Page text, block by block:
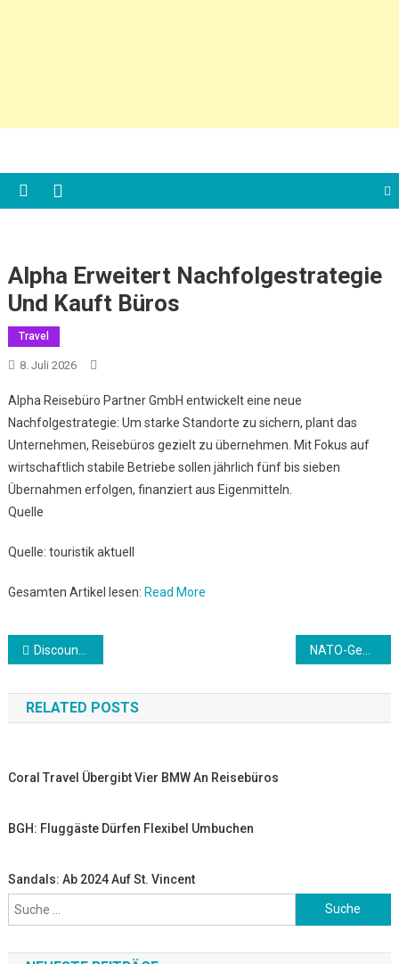
Alpha Erweitert Nachfolgestrategie
Und Kauft Büros
Travel
8. Juli 2026
Alpha Reisebüro Partner GmbH entwickelt eine neue
Nachfolgestrategie: Um starke Standorte zu sichern, plant das
Unternehmen, Reisebüros gezielt zu übernehmen. Mit Fokus auf
wirtschaftlich stabile Betriebe sollen jährlich fünf bis sieben
Übernahmen erfolgen, finanziert aus Eigenmitteln.
Quelle
Quelle: touristik aktuell
Gesamten Artikel lesen: Read More
Beitrags-
Navigation
Discounter Netto begrenzt Eierkauf auf zwei Packungen
RELATED POSTS
Coral Travel Übergibt Vier BMW An Reisebüros
BGH: Fluggäste Dürfen Flexibel Umbuchen
Sandals: Ab 2024 Auf St. Vincent
Suche
nach: